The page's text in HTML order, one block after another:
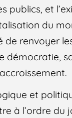
et
du
renvoyer
démocratie,
et
l’ordre du